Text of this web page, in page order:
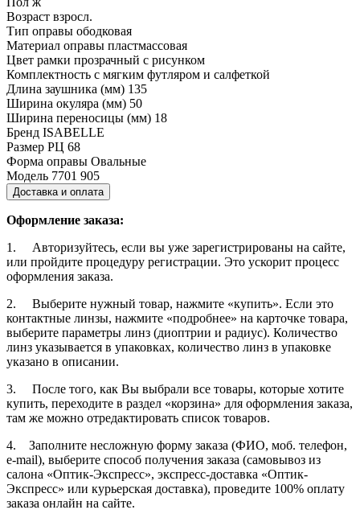
Возраст взросл.
Тип оправы ободковая
Материал оправы пластмассовая
Цвет рамки прозрачный с рисунком
Комплектность с мягким футляром и салфеткой
Длина заушника (мм) 135
Ширина окуляра (мм) 50
Ширина переносицы (мм) 18
Бренд ISABELLE
Размер РЦ 68
Форма оправы Овальные
Модель 7701 905
Доставка и оплата
Оформление заказа:
1. Авторизуйтесь, если вы уже зарегистрированы на сайте,
или пройдите процедуру регистрации. Это ускорит процесс
оформления заказа.
2. Выберите нужный товар, нажмите «купить». Если это
контактные линзы, нажмите «подробнее» на карточке товара,
выберите параметры линз (диоптрии и радиус). Количество
линз указывается в упаковках, количество линз в упаковке
указано в описании.
3. После того, как Вы выбрали все товары, которые хотите
купить, переходите в раздел «корзина» для оформления заказа,
там же можно отредактировать список товаров.
4. Заполните несложную форму заказа (ФИО, моб. телефон,
e-mail), выберите способ получения заказа (самовывоз из
салона «Оптик-Экспресс», экспресс-доставка «Оптик-
Экспресс» или курьерская доставка), проведите 100% оплату
заказа онлайн на сайте.